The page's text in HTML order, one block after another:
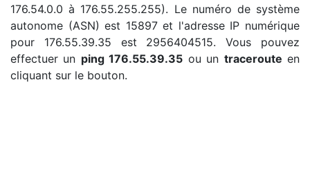
176.54.0.0 à 176.55.255.255). Le numéro de système
autonome (ASN) est 15897 et l'adresse IP numérique
pour 176.55.39.35 est 2956404515. Vous pouvez
effectuer un ping 176.55.39.35 ou un traceroute en
cliquant sur le bouton.